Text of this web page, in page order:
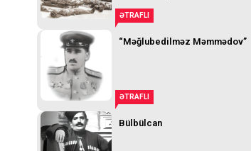
GENERALIN TELEQRAMI
ƏTRAFLI
“Məğlubedilməz Məmmədov”
ƏTRAFLI
Bülbülcan